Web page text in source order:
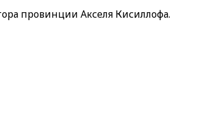
провинции Акселя Кисиллофа.